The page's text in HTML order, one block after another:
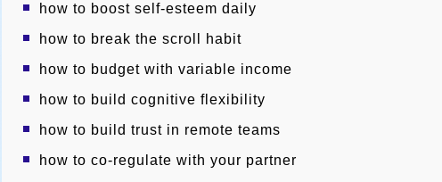
how to boost self-esteem daily
how to break the scroll habit
how to budget with variable income
how to build cognitive flexibility
how to build trust in remote teams
how to co-regulate with your partner